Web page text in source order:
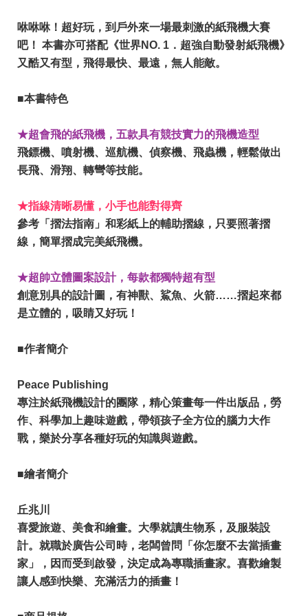
咻咻咻！超好玩，到戶外來一場最刺激的紙飛機大賽
吧！ 本書亦可搭配《世界NO. 1．超強自動發射紙飛機》
又酷又有型，飛得最快、最遠，無人能敵。
■本書特色
★超會飛的紙飛機，五款具有競技實力的飛機造型
飛鏢機、噴射機、巡航機、偵察機、飛蟲機，輕鬆做出
長飛、滑翔、轉彎等技能。
★指線清晰易懂，小手也能對得齊
參考「摺法指南」和彩紙上的輔助摺線，只要照著摺
線，簡單摺成完美紙飛機。
★超帥立體圖案設計，每款都獨特超有型
創意別具的設計圖，有神獸、鯊魚、火箭……摺起來都
是立體的，吸睛又好玩！
■作者簡介
Peace Publishing
專注於紙飛機設計的團隊，精心策畫每一件出版品，勞
作、科學加上趣味遊戲，帶領孩子全方位的腦力大作
戰，樂於分享各種好玩的知識與遊戲。
■繪者簡介
丘兆川
喜愛旅遊、美食和繪畫。大學就讀生物系，及服裝設
計。就職於廣告公司時，老闆曾問「你怎麼不去當插畫
家」，因而受到啟發，決定成為專職插畫家。喜歡繪製
讓人感到快樂、充滿活力的插畫！